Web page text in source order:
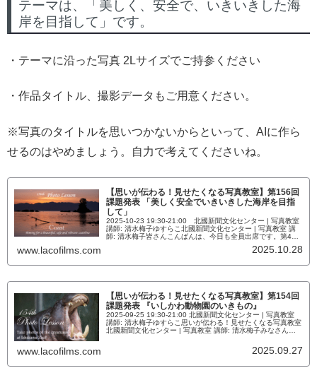
テーマは、「美しく、安全で、いきいきした海
岸を目指して」です。
・テーマに沿った写真 2Lサイズでご持参ください
・作品タイトル、撮影データもご用意ください。
※写真のタイトルを思いつかないからといって、AIに作ら
せるのはやめましょう。自力で考えてくださいね。
【思いが伝わる！見せたくなる写真教室】第156回
課題発表 「美しく安全でいきいきした海岸を目指
して」
2025-10-23 19:30-21:00 北國新聞文化センター | 写真教室
講師: 清水梅子ゆすらこ北國新聞文化センター | 写真教室 講
師: 清水梅子皆さんこんばんは、今日も全員出席です。第40
てくださいという課題を出しました。上手く撮れたら、その
費ですが、参加費はかかりませんし、自...
www.lacofilms.com 2025.10.28
【思いが伝わる！見せたくなる写真教室】第154回
課題発表 『いしかわ動物園のいきもの』
2025-09-25 19:30-21:00 北國新聞文化センター | 写真教室
講師: 清水梅子ゆすらこ思いが伝わる！見せたくなる写真教室
北國新聞文化センター | 写真教室 講師: 清水梅子みなさんこ
す。今日は、受講生のための作品発表のテーマを決めてか
ら、テスト撮影的なものを撮ってきていただきました。いし
www.lacofilms.com 2025.09.27